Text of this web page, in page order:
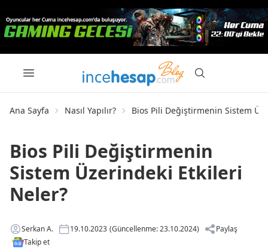
Ana Sayfa Nasıl Yapılır? Bios Pili Değiştirmenin Sistem
Bios Pili Değiştirmenin
Sistem Üzerindeki Etkileri
Neler?
Serkan A. 19.10.2023 (Güncellenme: 23.10.2024)
Paylaş
Takip et